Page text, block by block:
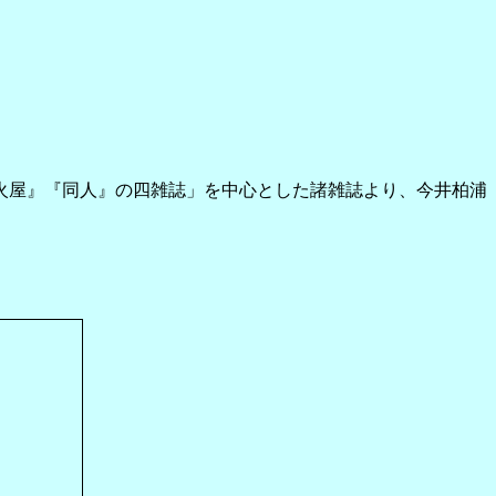
』『同人』の四雑誌」を中心とした諸雑誌より、今井柏浦